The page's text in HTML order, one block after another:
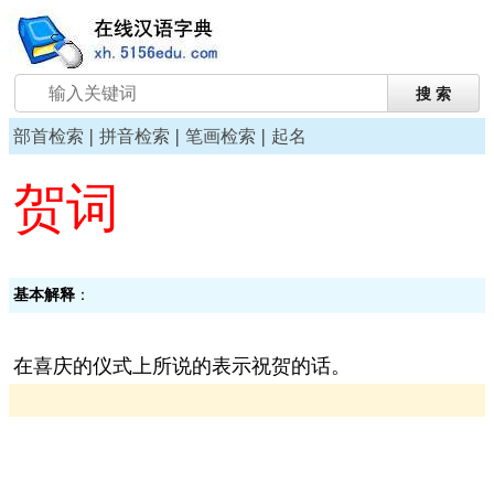
部首检索 | 拼音检索 | 笔画检索 | 起名
贺词
基本解释 ：
在喜庆的仪式上所说的表示祝贺的话。